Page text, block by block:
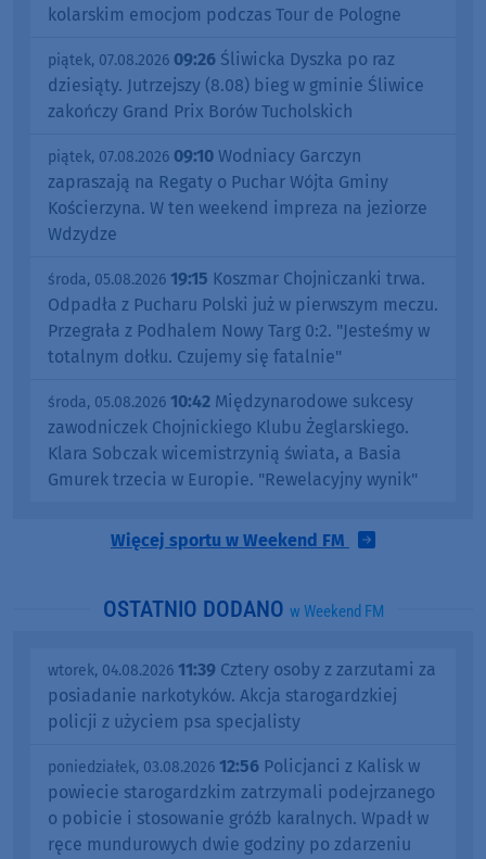
kolarskim emocjom podczas Tour de Pologne
piątek, 07.08.2026 09:26 Śliwicka Dyszka po raz
dziesiąty. Jutrzejszy (8.08) bieg w gminie Śliwice
zakończy Grand Prix Borów Tucholskich
piątek, 07.08.2026 09:10 Wodniacy Garczyn
zapraszają na Regaty o Puchar Wójta Gminy
Kościerzyna. W ten weekend impreza na jeziorze
Wdzydze
środa, 05.08.2026 19:15 Koszmar Chojniczanki trwa.
Odpadła z Pucharu Polski już w pierwszym meczu.
Przegrała z Podhalem Nowy Targ 0:2. "Jesteśmy w
totalnym dołku. Czujemy się fatalnie"
środa, 05.08.2026 10:42 Międzynarodowe sukcesy
zawodniczek Chojnickiego Klubu Żeglarskiego.
Klara Sobczak wicemistrzynią świata, a Basia
Gmurek trzecia w Europie. "Rewelacyjny wynik"
Więcej sportu w Weekend FM
OSTATNIO DODANO w Weekend FM
wtorek, 04.08.2026 11:39 Cztery osoby z zarzutami za
posiadanie narkotyków. Akcja starogardzkiej
policji z użyciem psa specjalisty
poniedziałek, 03.08.2026 12:56 Policjanci z Kalisk w
powiecie starogardzkim zatrzymali podejrzanego
o pobicie i stosowanie gróźb karalnych. Wpadł w
ręce mundurowych dwie godziny po zdarzeniu